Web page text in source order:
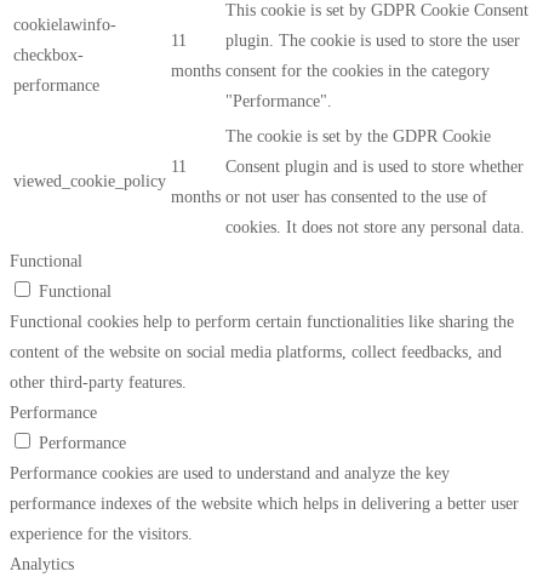
cookielawinfo-
checkbox-
performance
11
months
This cookie is set by GDPR Cookie Consent
plugin. The cookie is used to store the user
consent for the cookies in the category
"Performance".
viewed_cookie_policy
11
months
The cookie is set by the GDPR Cookie
Consent plugin and is used to store whether
or not user has consented to the use of
cookies. It does not store any personal data.
Functional
Functional
Functional cookies help to perform certain functionalities like sharing the
content of the website on social media platforms, collect feedbacks, and
other third-party features.
Performance
Performance
Performance cookies are used to understand and analyze the key
performance indexes of the website which helps in delivering a better user
experience for the visitors.
Analytics